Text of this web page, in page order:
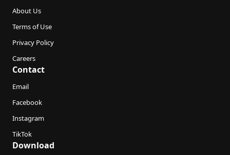
About Us
Terms of Use
Privacy Policy
Careers
Contact
Email
Facebook
Instagram
TikTok
Download